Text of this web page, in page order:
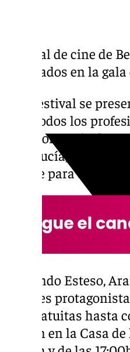
Festival de cine de
premiados en la
Este festival se
para todos los
la importancia de
Andalucía,
detalle para que
Fernando Esteso,
grandes
son gratuitas hasta
retiran en la Casa